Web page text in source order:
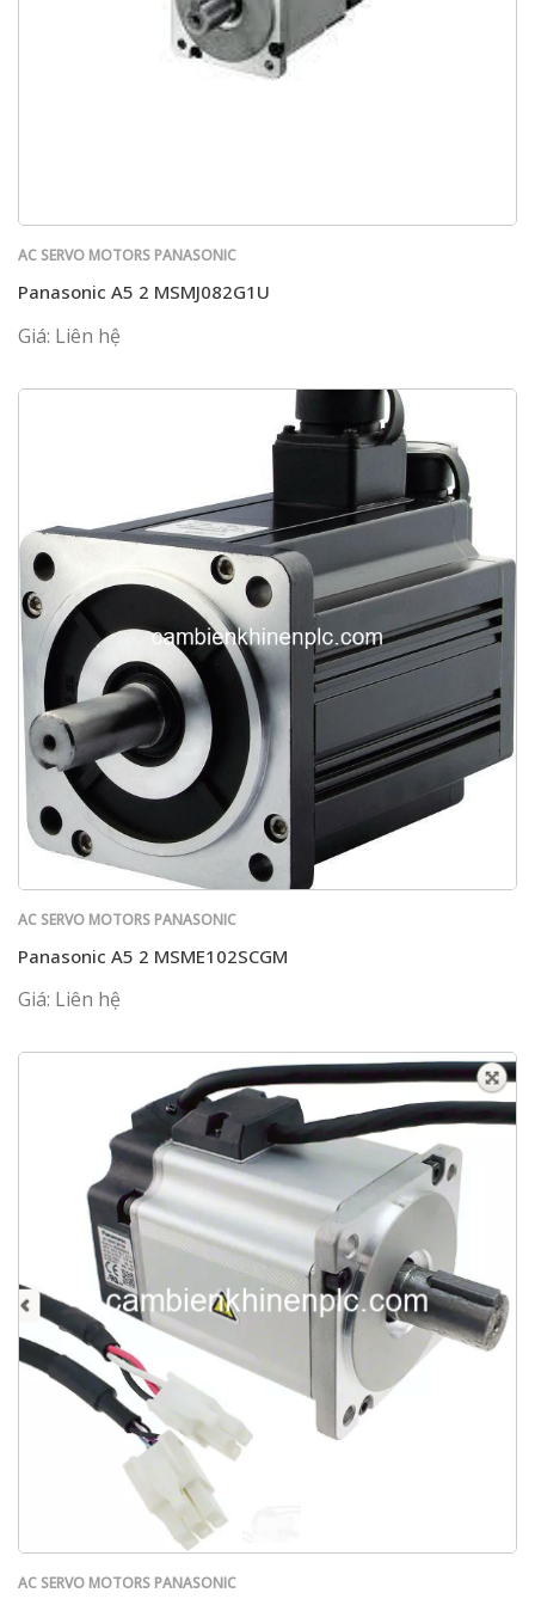
AC SERVO MOTORS PANASONIC
Panasonic A5 2 MSMJ082G1U
Giá: Liên hệ
AC SERVO MOTORS PANASONIC
Panasonic A5 2 MSME102SCGM
Giá: Liên hệ
AC SERVO MOTORS PANASONIC